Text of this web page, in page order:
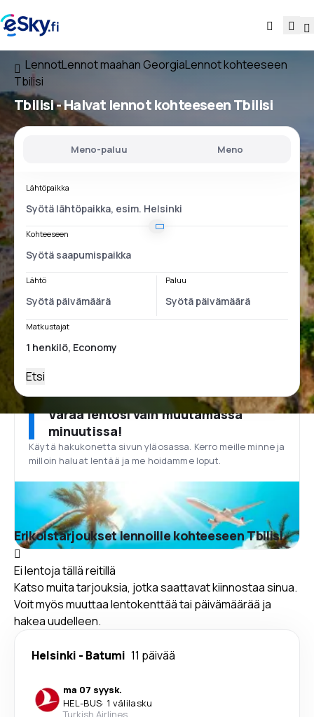
LennotLennot maahan GeorgiaLennot kohteeseen
Tbilisi
Tbilisi - Halvat lennot kohteeseen Tbilisi
Meno-paluu Meno
Lähtöpaikka
Kohteeseen
Lähtö Paluu
Matkustajat
Etsi
Varaa lentosi vain muutamassa
minuutissa!
Käytä hakukonetta sivun yläosassa. Kerro meille minne ja
milloin haluat lentää ja me hoidamme loput.
Erikoistarjoukset lennoille kohteeseen Tbilisi
Ei lentoja tällä reitillä
Katso muita tarjouksia, jotka saattavat kiinnostaa sinua.
Voit myös muuttaa lentokenttää tai päivämäärää ja
hakea uudelleen.
Helsinki - Batumi 11 päivää
ma 07 syysk.
HEL-BUS· 1 välilasku
Turkish Airlines